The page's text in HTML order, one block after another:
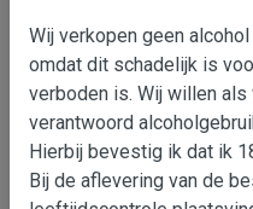
Land
Italië, Frankrijk
Soort wijn
Witte wijn, Rosé, Rode
Producent
Wij verkopen geen
omdat dit schadelijk is
verboden is. Wij willen
verantwoord
Hierbij bevestig ik dat ik
Bij de aflevering van de